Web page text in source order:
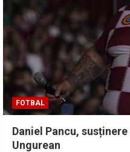
FOTBAL
Daniel Pancu,
Ungurean